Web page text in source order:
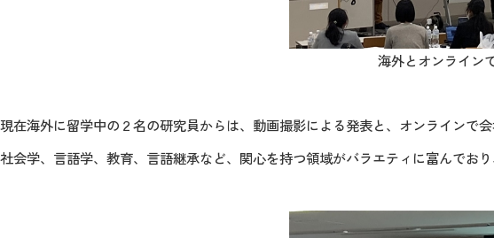
海外とオンライン
現在海外に留学中の２名の研究員からは、動画撮影による発表と、オンラインで
社会学、言語学、教育、言語継承など、関心を持つ領域がバラエティに富んでお